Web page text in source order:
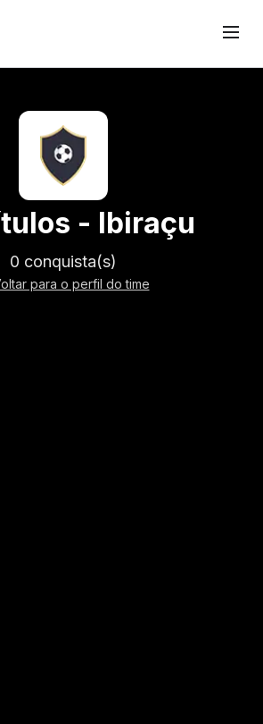
- Ibiraçu
0 conquista(s)
para o perfil do time